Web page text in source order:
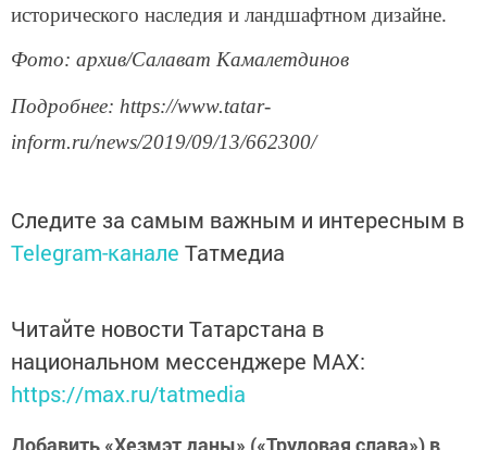
исторического наследия и ландшафтном дизайне.
Фото: архив/Салават Камалетдинов
Подробнее: https://www.tatar-
inform.ru/news/2019/09/13/662300/
Следите за самым важным и интересным в
Telegram-канале Татмедиа
Читайте новости Татарстана в
национальном мессенджере MАХ:
https://max.ru/tatmedia